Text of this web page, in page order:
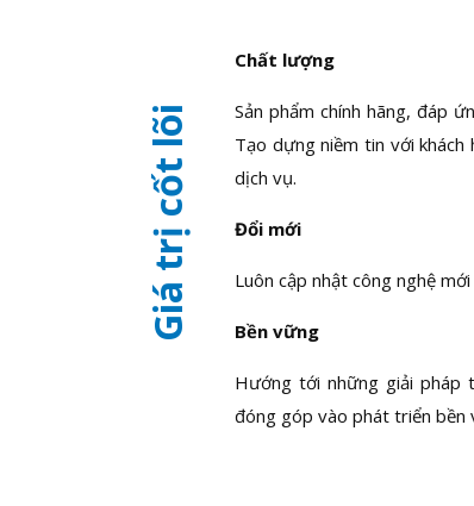
Giá trị cốt lõi
Chất lượng
Sản phẩm chính hãng, đáp
Tạo dựng niềm tin với
dịch vụ.
Đổi mới
Luôn cập nhật công nghệ
Bền vững
Hướng tới những giải pháp
đóng góp vào phát triển bền